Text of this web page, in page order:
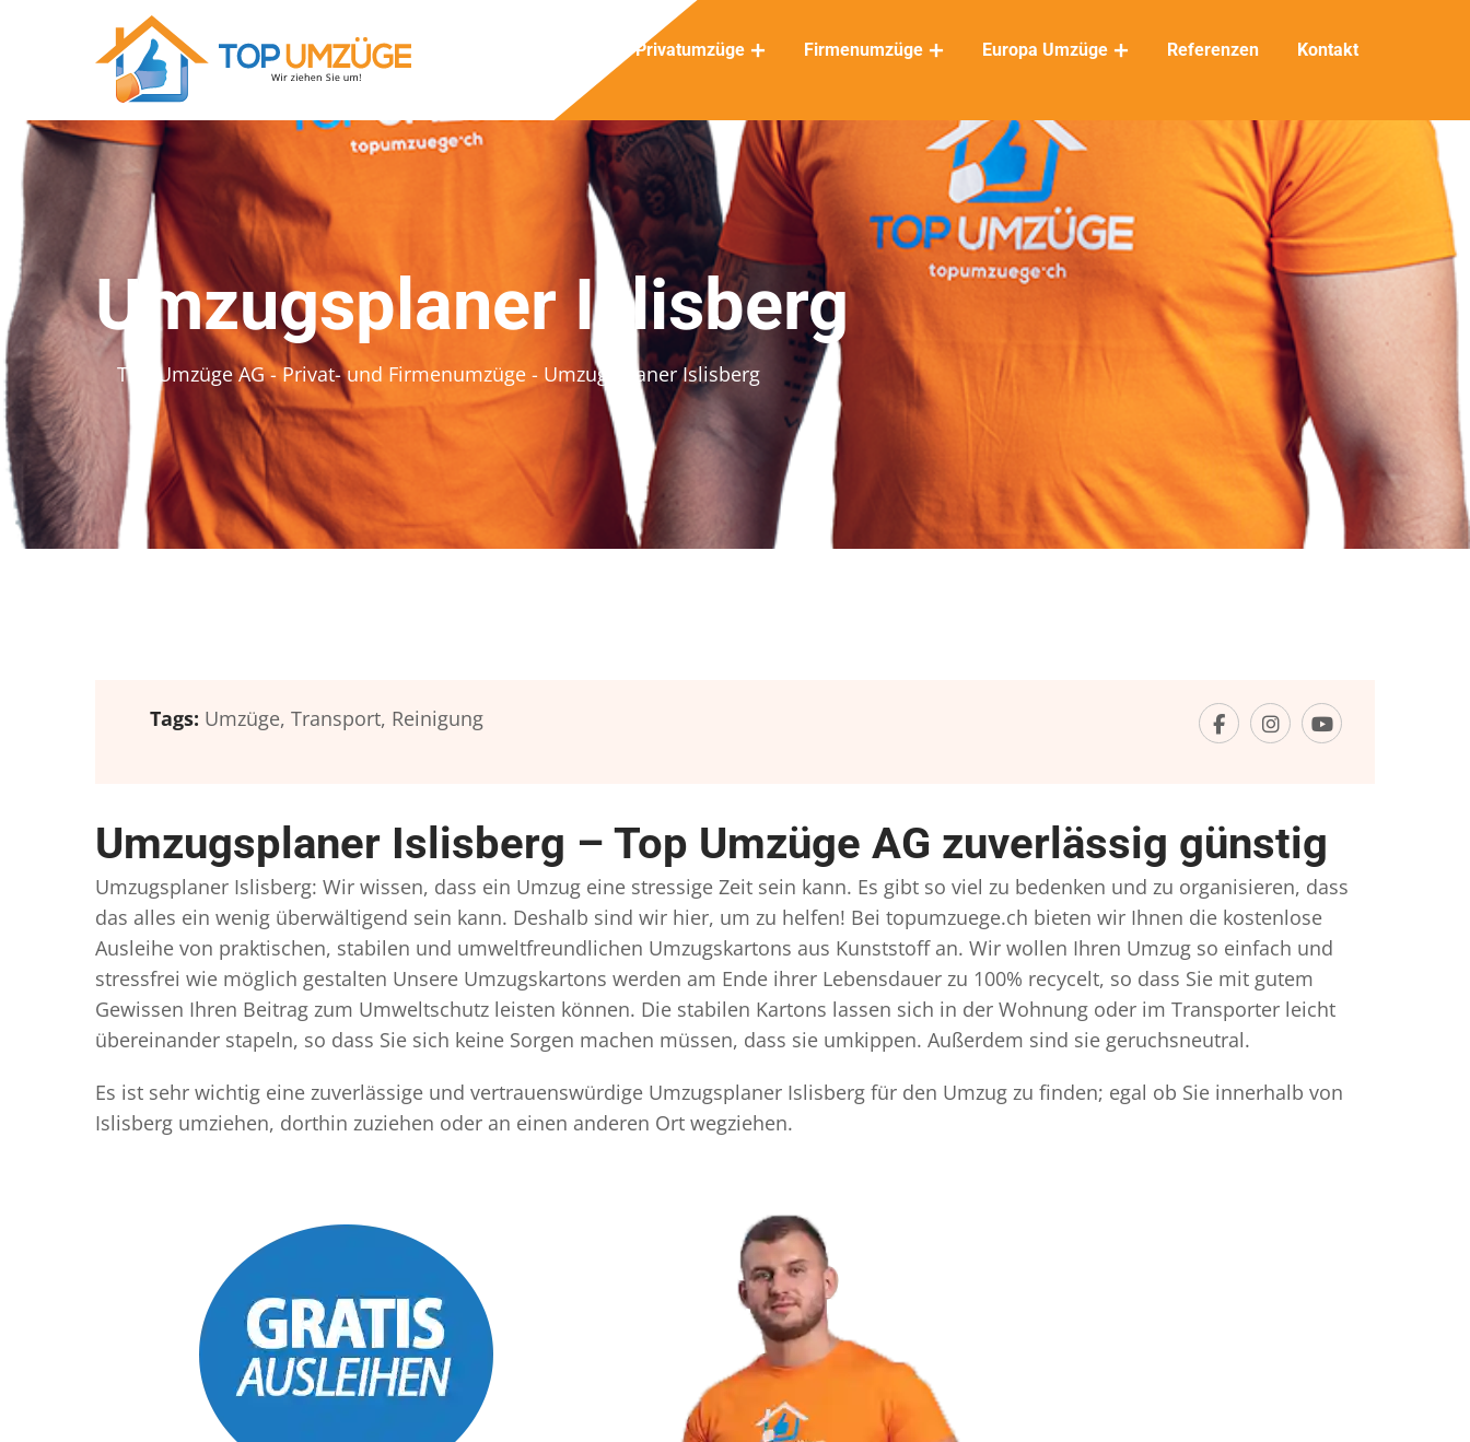
Privatumzüge Firmenumzüge Europa Umzüge Referenzen Kontakt
Umzugsplaner Islisberg
Top Umzüge AG - Privat- und Firmenumzüge - Umzugsplaner Islisberg
Tags: Umzüge, Transport, Reinigung
Umzugsplaner Islisberg – Top Umzüge AG zuverlässig günstig
Umzugsplaner Islisberg: Wir wissen, dass ein Umzug eine stressige Zeit sein kann. Es gibt so viel zu bedenken und zu organisieren, dass
das alles ein wenig überwältigend sein kann. Deshalb sind wir hier, um zu helfen! Bei topumzuege.ch bieten wir Ihnen die kostenlose
Ausleihe von praktischen, stabilen und umweltfreundlichen Umzugskartons aus Kunststoff an. Wir wollen Ihren Umzug so einfach und
stressfrei wie möglich gestalten Unsere Umzugskartons werden am Ende ihrer Lebensdauer zu 100% recycelt, so dass Sie mit gutem
Gewissen Ihren Beitrag zum Umweltschutz leisten können. Die stabilen Kartons lassen sich in der Wohnung oder im Transporter leicht
übereinander stapeln, so dass Sie sich keine Sorgen machen müssen, dass sie umkippen. Außerdem sind sie geruchsneutral.
Es ist sehr wichtig eine zuverlässige und vertrauenswürdige Umzugsplaner Islisberg für den Umzug zu finden; egal ob Sie innerhalb von
Islisberg umziehen, dorthin zuziehen oder an einen anderen Ort wegziehen.